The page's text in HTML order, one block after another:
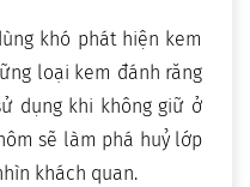
khó phát hiện kem
loại kem đánh răng
dụng khi không giữ ở
sẽ làm phá huỷ lớp
khách quan.